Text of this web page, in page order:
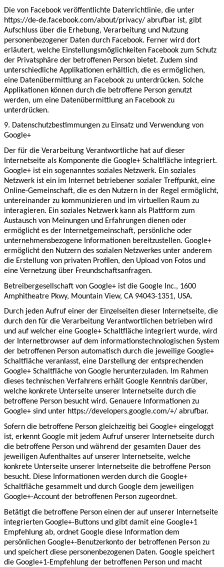
Die von Facebook veröffentlichte Datenrichtlinie, die unter
https://de-de.facebook.com/about/privacy/ abrufbar ist, gibt
Aufschluss über die Erhebung, Verarbeitung und Nutzung
personenbezogener Daten durch Facebook. Ferner wird dort
erläutert, welche Einstellungsmöglichkeiten Facebook zum Schutz
der Privatsphäre der betroffenen Person bietet. Zudem sind
unterschiedliche Applikationen erhältlich, die es ermöglichen,
eine Datenübermittlung an Facebook zu unterdrücken. Solche
Applikationen können durch die betroffene Person genutzt
werden, um eine Datenübermittlung an Facebook zu
unterdrücken.
9. Datenschutzbestimmungen zu Einsatz und Verwendung von
Google+
Der für die Verarbeitung Verantwortliche hat auf dieser
Internetseite als Komponente die Google+ Schaltfläche integriert.
Google+ ist ein sogenanntes soziales Netzwerk. Ein soziales
Netzwerk ist ein im Internet betriebener sozialer Treffpunkt, eine
Online-Gemeinschaft, die es den Nutzern in der Regel ermöglicht,
untereinander zu kommunizieren und im virtuellen Raum zu
interagieren. Ein soziales Netzwerk kann als Plattform zum
Austausch von Meinungen und Erfahrungen dienen oder
ermöglicht es der Internetgemeinschaft, persönliche oder
unternehmensbezogene Informationen bereitzustellen. Google+
ermöglicht den Nutzern des sozialen Netzwerkes unter anderem
die Erstellung von privaten Profilen, den Upload von Fotos und
eine Vernetzung über Freundschaftsanfragen.
Betreibergesellschaft von Google+ ist die Google Inc., 1600
Amphitheatre Pkwy, Mountain View, CA 94043-1351, USA.
Durch jeden Aufruf einer der Einzelseiten dieser Internetseite, die
durch den für die Verarbeitung Verantwortlichen betrieben wird
und auf welcher eine Google+ Schaltfläche integriert wurde, wird
der Internetbrowser auf dem informationstechnologischen System
der betroffenen Person automatisch durch die jeweilige Google+
Schaltfläche veranlasst, eine Darstellung der entsprechenden
Google+ Schaltfläche von Google herunterzuladen. Im Rahmen
dieses technischen Verfahrens erhält Google Kenntnis darüber,
welche konkrete Unterseite unserer Internetseite durch die
betroffene Person besucht wird. Genauere Informationen zu
Google+ sind unter https://developers.google.com/+/ abrufbar.
Sofern die betroffene Person gleichzeitig bei Google+ eingeloggt
ist, erkennt Google mit jedem Aufruf unserer Internetseite durch
die betroffene Person und während der gesamten Dauer des
jeweiligen Aufenthaltes auf unserer Internetseite, welche
konkrete Unterseite unserer Internetseite die betroffene Person
besucht. Diese Informationen werden durch die Google+
Schaltfläche gesammelt und durch Google dem jeweiligen
Google+-Account der betroffenen Person zugeordnet.
Betätigt die betroffene Person einen der auf unserer Internetseite
integrierten Google+-Buttons und gibt damit eine Google+1
Empfehlung ab, ordnet Google diese Information dem
persönlichen Google+-Benutzerkonto der betroffenen Person zu
und speichert diese personenbezogenen Daten. Google speichert
die Google+1-Empfehlung der betroffenen Person und macht